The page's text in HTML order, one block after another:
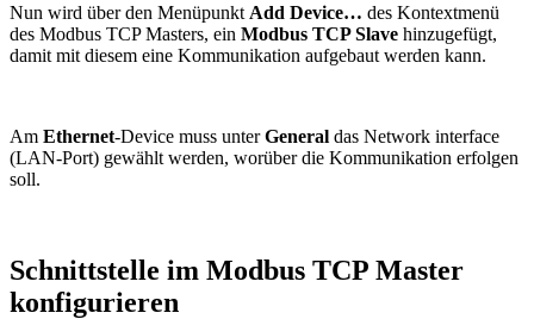
Nun wird über den Menüpunkt Add Device… des Kontextmenü
des Modbus TCP Masters, ein Modbus TCP Slave hinzugefügt,
damit mit diesem eine Kommunikation aufgebaut werden kann.
Am Ethernet-Device muss unterGeneral das Network interface
(LAN-Port) gewählt werden, worüber die Kommunikation erfolgen
soll.
Schnittstelle im Modbus TCP Master
konfigurieren